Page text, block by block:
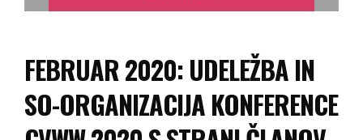
FEBRUAR 2020: UDELEŽBA IN
SO-ORGANIZACIJA KONFERENCE